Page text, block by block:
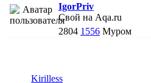
IgorPriv
Свой на Aqa.ru
2804 1556 Муром
Kirilless